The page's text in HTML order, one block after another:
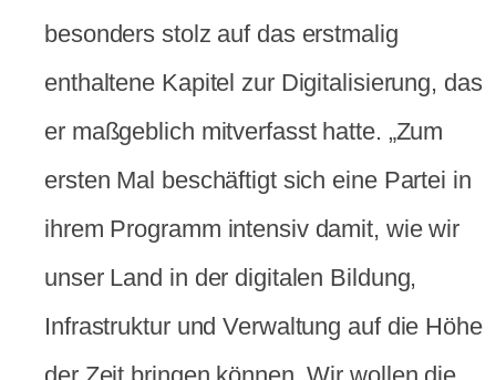
besonders stolz auf das erstmalig
enthaltene Kapitel zur Digitalisierung, das
er maßgeblich mitverfasst hatte. „Zum
ersten Mal beschäftigt sich eine Partei in
ihrem Programm intensiv damit, wie wir
unser Land in der digitalen Bildung,
Infrastruktur und Verwaltung auf die Höhe